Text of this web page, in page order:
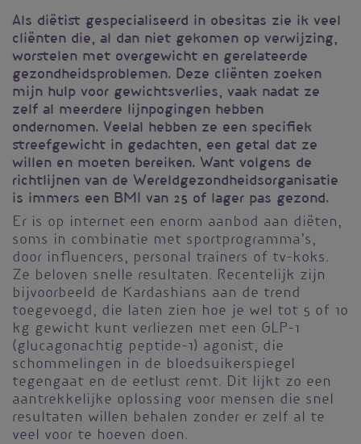
Als diëtist gespecialiseerd in obesitas zie ik veel
cliënten die, al dan niet gekomen op verwijzing,
worstelen met overgewicht en gerelateerde
gezondheidsproblemen. Deze cliënten zoeken
mijn hulp voor gewichtsverlies, vaak nadat ze
zelf al meerdere lijnpogingen hebben
ondernomen. Veelal hebben ze een specifiek
streefgewicht in gedachten, een getal dat ze
willen en moeten bereiken. Want volgens de
richtlijnen van de Wereldgezondheidsorganisatie
is immers een BMI van 25 of lager pas gezond.
Er is op internet een enorm aanbod aan diëten,
soms in combinatie met sportprogramma’s,
door influencers, personal trainers of tv-koks.
Ze beloven snelle resultaten. Recentelijk zijn
bijvoorbeeld de Kardashians aan de trend
toegevoegd, die laten zien hoe je wel tot 5 of 10
kg gewicht kunt verliezen met een GLP-1
(glucagonachtig peptide-1) agonist, die
schommelingen in de bloedsuikerspiegel
tegengaat en de eetlust remt. Dit lijkt zo een
aantrekkelijke oplossing voor mensen die snel
resultaten willen behalen zonder er zelf al te
veel voor te hoeven doen.